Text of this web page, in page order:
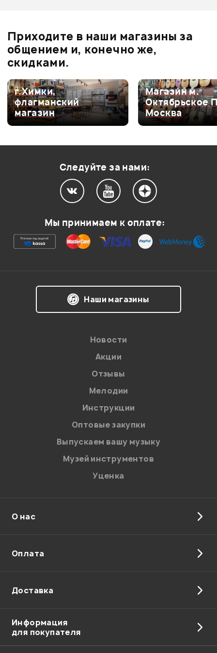
0.0
Оценка5
0
Оценка4
0
Оценка3
0
Ваша оценка:
на обработку персональных данных в
Политикой в отношении обработки
персональных данных.
Введите проверочное число:
Отправить
Приходите в наши магазины за
общением и, конечно же,
скидками.
г.Химки,
флагманский
магазин
Магазин м.
Октябрьское
Москва
Следуйте за нами:
Мы принимаем к оплате:
Наши магазины
Новости
Акции
Отзывы
Мелодии
Инструкции
Оптовые закупки
Выпускаем вашу музыку
Музей инструментов
Уценка
О нас
Оплата
Доставка
Информация
для покупателя